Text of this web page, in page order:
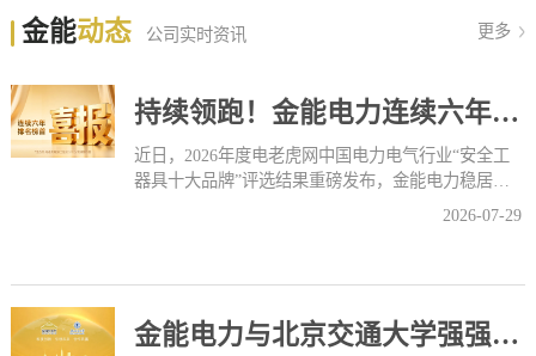
金能动态 公司实时资讯 更多
持续领跑！金能电力连续六年蝉联“安全工器具十大品牌”榜首
近日，2026年度电老虎网中国电力电气行业“安全工
器具十大品牌”评选结果重磅发布，金能电力稳居
2026-07-29
金能电力与北京交通大学强强联合，共研电力智能运维系统